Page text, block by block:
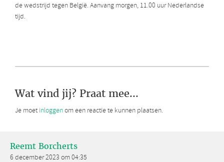
de wedstrijd tegen België. Aanvang morgen, 11.00 uur Nederlandse
tijd.
Wat vind jij? Praat mee...
Je moet inloggenom een reactie te kunnen plaatsen.
Reemt Borcherts
6 december 2023 om 04:35